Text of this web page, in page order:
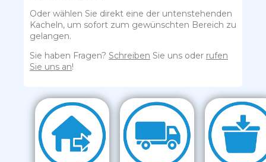
Oder wählen Sie direkt eine der untenstehenden
Kacheln, um sofort zum gewünschten Bereich zu
gelangen.
Sie haben Fragen? Schreiben Sie uns oder rufen
Sie uns an!